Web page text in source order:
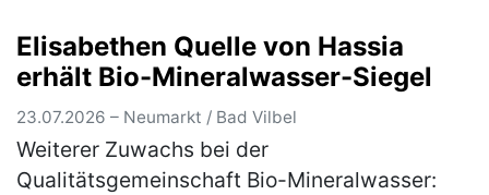
Sommerferienbeginns nächste Woche mit
dem Aut…(mehr)
Elisabethen Quelle von Hassia
erhält Bio-Mineralwasser-Siegel
23.07.2026 – Neumarkt / Bad Vilbel
Weiterer Zuwachs bei der
Qualitätsgemeinschaft Bio-Mineralwasser: